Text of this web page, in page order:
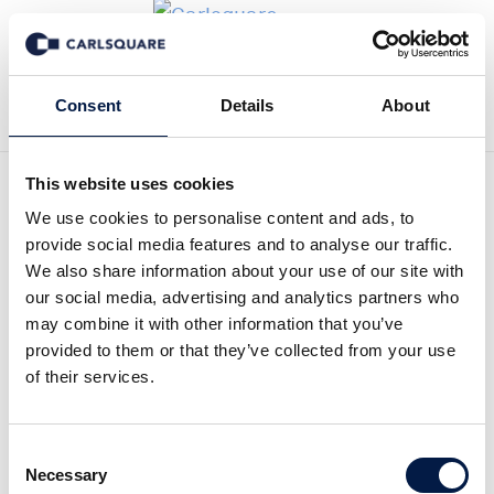
Consent Details About
This website uses cookies
We use cookies to personalise content and ads, to
provide social media features and to analyse our traffic.
We also share information about your use of our site with
our social media, advertising and analytics partners who
may combine it with other information that you’ve
provided to them or that they’ve collected from your use
of their services.
Selection
Necessary
Tillbaka till Nyheter
FOMO julrally börjar krypa
på
Makro och marknad 8 dec 2021
2021-12-08